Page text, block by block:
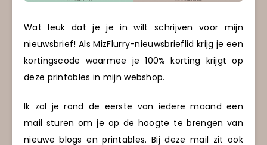
Wat leuk dat je je in wilt schrijven voor mijn
nieuwsbrief! Als MizFlurry-nieuwsbrieflid krijg je een
kortingscode waarmee je 100% korting krijgt op
deze printables in mijn webshop.
Ik zal je rond de eerste van iedere maand een
mail sturen om je op de hoogte te brengen van
nieuwe blogs en printables. Bij deze mail zit ook